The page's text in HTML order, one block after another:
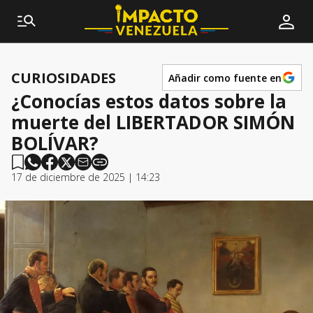
CURIOSIDADES Añadir como fuente en
¿Conocías estos datos sobre la
muerte del LIBERTADOR SIMÓN
BOLÍVAR?
17 de diciembre de 2025 | 14:23